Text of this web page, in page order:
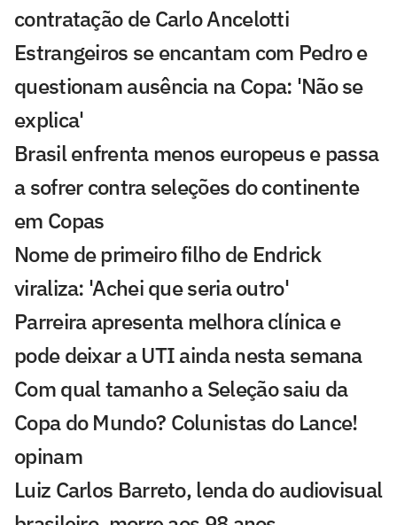
contratação de Carlo Ancelotti
Estrangeiros se encantam com Pedro e
questionam ausência na Copa: 'Não se
explica'
Brasil enfrenta menos europeus e passa
a sofrer contra seleções do continente
em Copas
Nome de primeiro filho de Endrick
viraliza: 'Achei que seria outro'
Parreira apresenta melhora clínica e
pode deixar a UTI ainda nesta semana
Com qual tamanho a Seleção saiu da
Copa do Mundo? Colunistas do Lance!
opinam
Luiz Carlos Barreto, lenda do audiovisual